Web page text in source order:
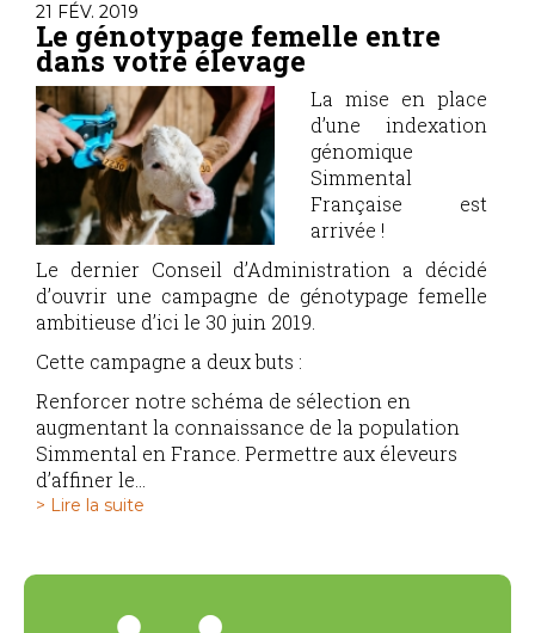
21 FÉV. 2019
Le génotypage femelle entre
dans votre élevage
La mise en place
d’une indexation
génomique
Simmental
Française est
arrivée !
Le dernier Conseil d’Administration a décidé
d’ouvrir une campagne de génotypage femelle
ambitieuse d’ici le 30 juin 2019.
Cette campagne a deux buts :
Renforcer notre schéma de sélection en
augmentant la connaissance de la population
Simmental en France. Permettre aux éleveurs
d’affiner le...
> Lire la suite